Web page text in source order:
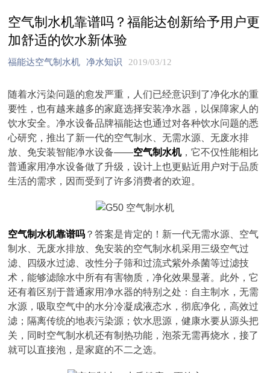
空气制水机靠谱吗？福能达创新给予用户更
加舒适的饮水新体验
福能达空气制水机 净水知识 2019/03/12
随着水污染问题的愈发严重，人们已经意识到了净化水的重
要性，也有越来越多的家庭选择安装净水器，以保障家人的
饮水安全。净水设备品牌福能达也通过对各种饮水问题的悉
心研究，推出了新一代的空气制水、无需水源、无废水排
放、免安装智能净水设备——空气制水机，它不仅性能相比
普通家用净水设备做了升级，设计上也更贴近用户对于品质
生活的需求，因而受到了许多消费者的欢迎。
空气制水机靠谱吗 ？答案是肯定的！新一代无需水源、空气
制水、无废水排放、免安装的空气制水机采用三级空气过
滤、四级水过滤、改性分子筛和过流式紫外杀菌等过滤技
术，能够滤除水中所有有害物质，净化效果显著。此外，它
还有着区别于普通家用净水器的特别之处：自主制水，无需
水源，吸取空气中的水分冷凝成液态水，彻底净化，高效过
滤；隔离传统的地表污染源；饮水思源，健康水要从源头把
关，同时空气制水机还有制热功能，泡茶无需再烧水，接了
就可以直接泡，是家庭的不二之选。